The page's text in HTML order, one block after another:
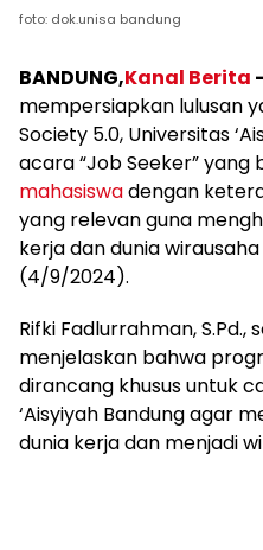
foto: dok.unisa bandung
BANDUNG,Kanal Berita
mempersiapkan lulusan
Society 5.0, Universitas
acara “Job Seeker”
mahasiswadengan
yang relevan guna
kerja dan dunia
(4/9/2024).
Rifki Fadlurrahman, S.Pd.,
menjelaskan bahwa
dirancang khusus untuk
‘Aisyiyah Bandung agar
dunia kerja dan menjadi